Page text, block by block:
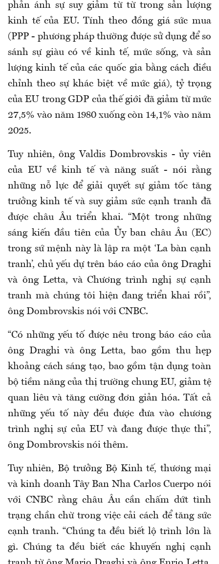
phản ánh sự suy giảm từ từ trong sản lượng
kinh tế của EU. Tính theo đồng giá sức mua
(PPP - phương pháp thường được sử dụng để so
sánh sự giàu có về kinh tế, mức sống, và sản
lượng kinh tế của các quốc gia bằng cách điều
chỉnh theo sự khác biệt về mức giá), tỷ trọng
của EU trong GDP của thế giới đã giảm từ mức
27,5% vào năm 1980 xuống còn 14,1% vào năm
2025.
Tuy nhiên, ông Valdis Dombrovskis - ủy viên
của EU về kinh tế và năng suất - nói rằng
những nỗ lực để giải quyết sự giảm tốc tăng
trưởng kinh tế và suy giảm sức cạnh tranh đã
được châu Âu triển khai. “Một trong những
sáng kiến đầu tiên của Ủy ban châu Âu (EC)
trong sứ mệnh này là lập ra một ‘La bàn cạnh
tranh’, chủ yếu dự trên báo cáo của ông Draghi
và ông Letta, và Chương trình nghị sự cạnh
tranh mà chúng tôi hiện đang triển khai rồi”,
ông Dombrovskis nói với CNBC.
“Có những yếu tố được nêu trong báo cáo của
ông Draghi và ông Letta, bao gồm thu hẹp
khoảng cách sáng tạo, bao gồm tận dụng toàn
bộ tiềm năng của thị trường chung EU, giảm tệ
quan liêu và tăng cường đơn giản hóa. Tất cả
những yếu tố này đều được đưa vào chương
trình nghị sự của EU và đang được thực thi”,
ông Dombrovskis nói thêm.
Tuy nhiên, Bộ trưởng Bộ Kinh tế, thương mại
và kinh doanh Tây Ban Nha Carlos Cuerpo nói
với CNBC rằng châu Âu cần chấm dứt tình
trạng chần chừ trong việc cải cách để tăng sức
cạnh tranh. “Chúng ta đều biết lộ trình lớn là
gì. Chúng ta đều biết các khuyến nghị cạnh